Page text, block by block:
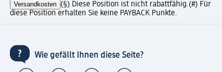
Versandkosten (§) Diese Position ist nicht rabattfähig.(#) Für
diese Position erhalten Sie keine PAYBACK Punkte.
Wie gefällt Ihnen diese Seite?